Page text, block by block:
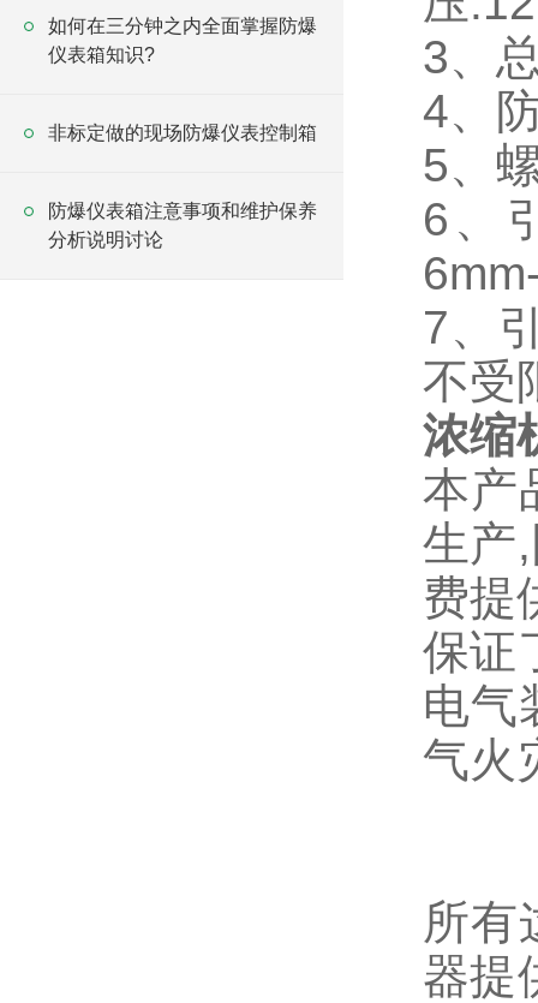
如何在三分钟之内全面掌握防爆
仪表箱知识?
非标定做的现场防爆仪表控制箱
防爆仪表箱注意事项和维护保养
分析说明讨论
3、
4、
5、
6、
7、
不受
浓缩
本产
生产
费提
保证
电气
气火
所有
器提